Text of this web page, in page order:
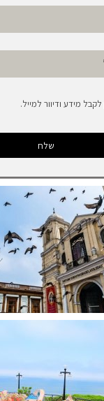
לקבל מידע ודיוור למייל.